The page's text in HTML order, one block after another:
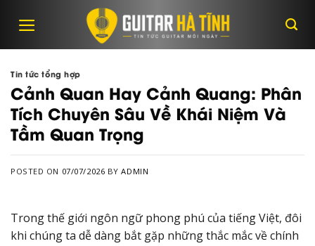
Tin tức tổng hợp
Cảnh Quan Hay Cảnh Quang: Phân
Tích Chuyên Sâu Về Khái Niệm Và
Tầm Quan Trọng
POSTED ON 07/07/2026 BYADMIN
Trong thế giới ngôn ngữ phong phú của tiếng Việt, đôi
khi chúng ta dễ dàng bắt gặp những thắc mắc về chính